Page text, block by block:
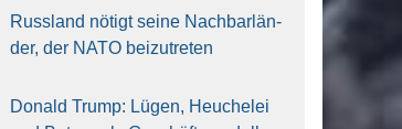
Russ­land nötigt sei­ne Nach­bar­län­
der, der NATO bei­zu­tre­ten
Donald Trump: Lügen, Heu­che­lei